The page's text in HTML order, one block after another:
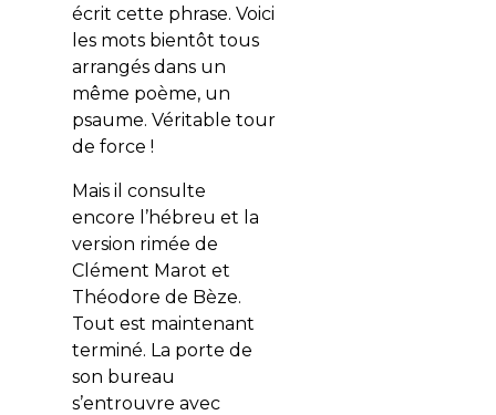
écrit cette phrase. Voici
les mots bientôt tous
arrangés dans un
même poème, un
psaume. Véritable tour
de force !
Mais il consulte
encore l’hébreu et la
version rimée de
Clément Marot et
Théodore de Bèze.
Tout est maintenant
terminé. La porte de
son bureau
s’entrouvre avec